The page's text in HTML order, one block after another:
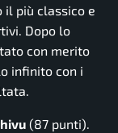
più classico e
Dopo lo
con merito
infinito con i
(87 punti).